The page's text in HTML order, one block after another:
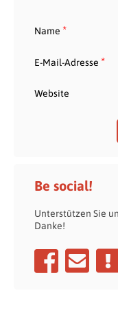
Name *
E-Mail-Adresse *
Website
Be social!
Unterstützen Sie
Danke!